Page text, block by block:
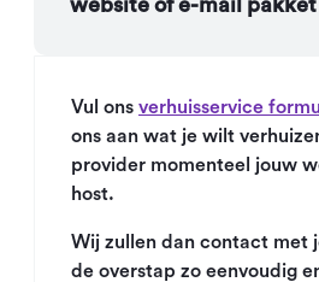
website of e-mail pakket
Vul ons verhuisservice
ons aan wat je wilt
provider momenteel jouw
host.
Wij zullen dan contact met
de overstap zo eenvoudig